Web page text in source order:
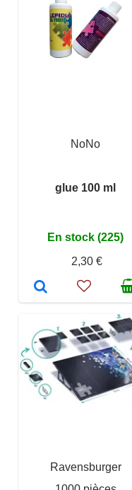
NoNo
glue 100 ml
En stock (225)
2,30 €
Ravensburger